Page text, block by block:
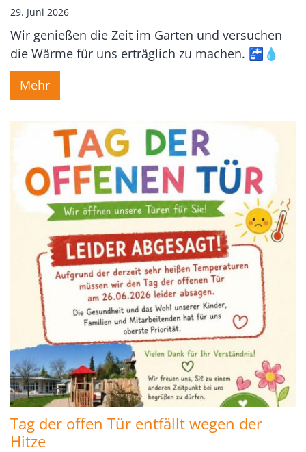
29. Juni 2026
Wir genießen die Zeit im Garten und versuchen
die Wärme für uns erträglich zu machen. 🚰💧
Mehr
Tag der offen Tür entfällt wegen der
Hitze